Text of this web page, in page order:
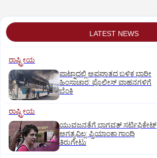
LATEST NEWS
ರಾಷ್ಟ್ರೀಯ
ಪಾಟ್ನಾದಲ್ಲಿ ಅಪಘಾತದ ಬಳಿಕ ಭಾರೀ
ಹಿಂಸಾಚಾರ: ಪೊಲೀಸ್‌ ವಾಹನಗಳಿಗೆ
ಬೆಂಕಿ
ರಾಷ್ಟ್ರೀಯ
ಯುವಜನತೆಗೆ ಭಾಗವತ್ ಸರ್ಟಿಫಿಕೇಟ್
ಅಗತ್ಯವಿಲ್ಲ: ಪ್ರಿಯಾಂಕಾ ಗಾಂಧಿ
ತಿರುಗೇಟು